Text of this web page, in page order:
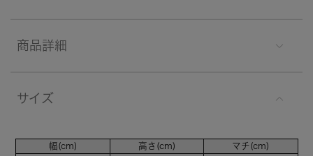
商品詳細
サイズ
幅(cm) 高さ(cm) マチ(cm)